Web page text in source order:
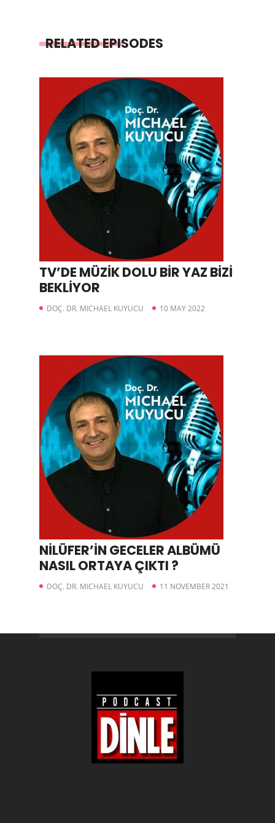
RELATED EPISODES
TV’DE MÜZİK DOLU BİR YAZ BİZİ
BEKLİYOR
DOÇ. DR. MICHAEL KUYUCU 10 MAY 2022
NİLÜFER’İN GECELER ALBÜMÜ
NASIL ORTAYA ÇIKTI ?
DOÇ. DR. MICHAEL KUYUCU 11 NOVEMBER 2021